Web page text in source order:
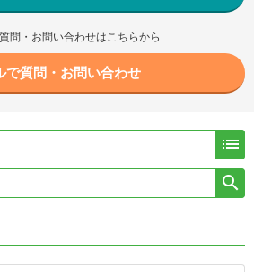
問・お問い合わせはこちらから
で質問・お問い合わせ

